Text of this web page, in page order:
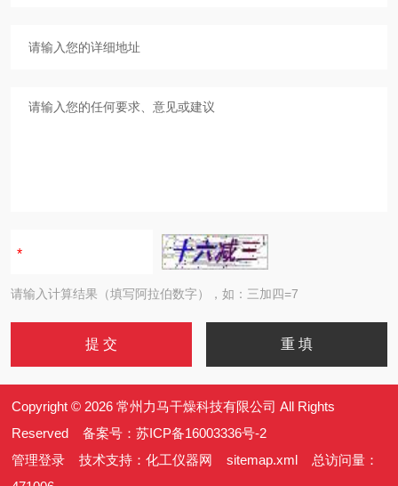
请输入计算结果（填写阿拉伯数字），如：三加四=7
Copyright © 2026 常州力马干燥科技有限公司 All Rights
Reserved 备案号：苏ICP备16003336号-2
管理登录 技术支持：化工仪器网 sitemap.xml 总访问量：